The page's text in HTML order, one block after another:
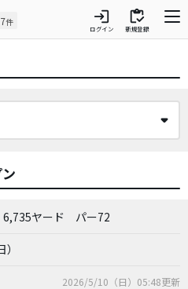
件 login
ログイン
inventory
新規登録
6,735ヤード パー72
2026/5/10（日）05:48更新